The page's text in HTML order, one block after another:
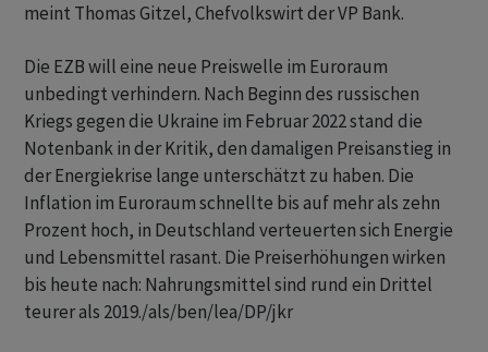
meint Thomas Gitzel, Chefvolkswirt der VP Bank.
Die EZB will eine neue Preiswelle im Euroraum
unbedingt verhindern. Nach Beginn des russischen
Kriegs gegen die Ukraine im Februar 2022 stand die
Notenbank in der Kritik, den damaligen Preisanstieg in
der Energiekrise lange unterschätzt zu haben. Die
Inflation im Euroraum schnellte bis auf mehr als zehn
Prozent hoch, in Deutschland verteuerten sich Energie
und Lebensmittel rasant. Die Preiserhöhungen wirken
bis heute nach: Nahrungsmittel sind rund ein Drittel
teurer als 2019./als/ben/lea/DP/jkr